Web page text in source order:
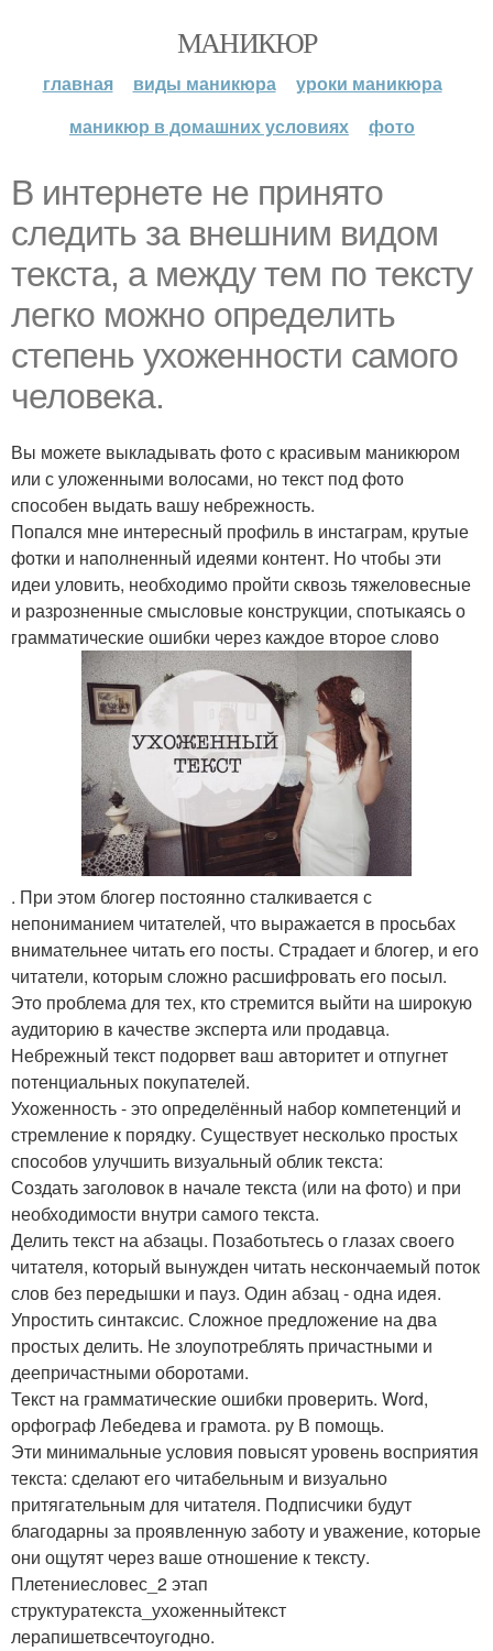
МАНИКЮР
главная виды маникюра
уроки маникюра
маникюр в домашних условиях
фото
В интернете не принято
следить за внешним видом
текста, а между тем по тексту
легко можно определить
степень ухоженности самого
человека.
Вы можете выкладывать фото с красивым маникюром
или с уложенными волосами, но текст под фото
способен выдать вашу небрежность.
Попался мне интересный профиль в инстаграм, крутые
фотки и наполненный идеями контент. Но чтобы эти
идеи уловить, необходимо пройти сквозь тяжеловесные
и разрозненные смысловые конструкции, спотыкаясь о
грамматические ошибки через каждое второе слово
. При этом блогер постоянно сталкивается с
непониманием читателей, что выражается в просьбах
внимательнее читать его посты. Страдает и блогер, и его
читатели, которым сложно расшифровать его посыл.
Это проблема для тех, кто стремится выйти на широкую
аудиторию в качестве эксперта или продавца.
Небрежный текст подорвет ваш авторитет и отпугнет
потенциальных покупателей.
Ухоженность - это определённый набор компетенций и
стремление к порядку. Существует несколько простых
способов улучшить визуальный облик текста:
Создать заголовок в начале текста (или на фото) и при
необходимости внутри самого текста.
Делить текст на абзацы. Позаботьтесь о глазах своего
читателя, который вынужден читать нескончаемый поток
слов без передышки и пауз. Один абзац - одна идея.
Упростить синтаксис. Сложное предложение на два
простых делить. Не злоупотреблять причастными и
деепричастными оборотами.
Текст на грамматические ошибки проверить. Word,
орфограф Лебедева и грамота. ру В помощь.
Эти минимальные условия повысят уровень восприятия
текста: сделают его читабельным и визуально
притягательным для читателя. Подписчики будут
благодарны за проявленную заботу и уважение, которые
они ощутят через ваше отношение к тексту.
Плетениесловес_2 этап
структуратекста_ухоженныйтекст
лерапишетвсечтоугодно.